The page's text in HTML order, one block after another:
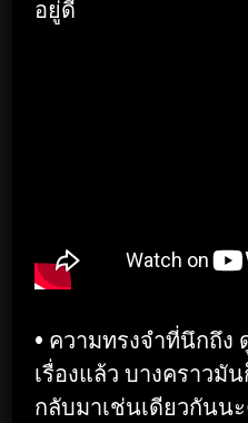
อยู่ดี
• ความทรงจำที่นึกถึ
เรื่องแล้ว บางคราวมั
กลับมาเช่นเดียวกันน